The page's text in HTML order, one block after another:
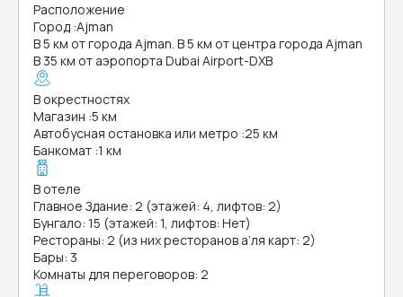
Расположение
Город :Ajman
В 5 км от города Ajman. В 5 км от центра города Ajman
В 35 км от аэропорта Dubai Airport-DXB
В окрестностях
Магазин :5 км
Автобусная остановка или метро :25 км
Банкомат :1 км
В отеле
Главное Здание: 2 (этажей: 4, лифтов: 2)
Бунгало: 15 (этажей: 1, лифтов: Нет)
Рестораны: 2 (из них ресторанов а’ля карт: 2)
Бары: 3
Комнаты для переговоров: 2